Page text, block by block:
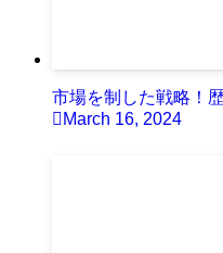
市場を制した戦略！
March 16, 2024